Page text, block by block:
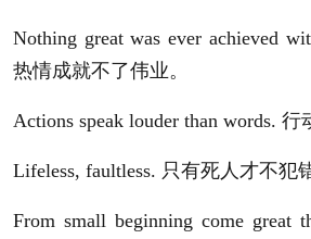
Nothing great was ever achieved
热情成就不了伟业。
Actions speak louder than words. 行
Lifeless, faultless. 只有死人才不犯
From small beginning come